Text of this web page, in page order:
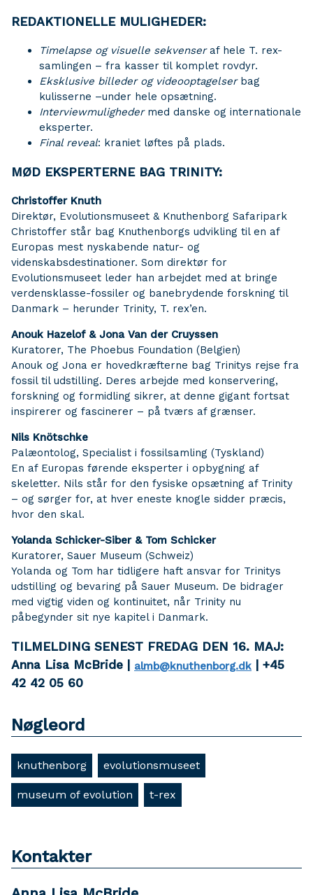
REDAKTIONELLE MULIGHEDER:
Timelapse og visuelle sekvenseraf hele T. rex-
samlingen – fra kasser til komplet rovdyr.
Eksklusive billeder og videooptagelserbag
kulisserne –under hele opsætning.
Interviewmulighedermed danske og internationale
eksperter.
Final reveal: kraniet løftes på plads.
MØD EKSPERTERNE BAG TRINITY:
Christoffer Knuth
Direktør, Evolutionsmuseet & Knuthenborg Safaripark
Christoffer står bag Knuthenborgs udvikling til en af
Europas mest nyskabende natur- og
videnskabsdestinationer. Som direktør for
Evolutionsmuseet leder han arbejdet med at bringe
verdensklasse-fossiler og banebrydende forskning til
Danmark – herunder Trinity, T. rex’en.
Anouk Hazelof & Jona Van der Cruyssen
Kuratorer, The Phoebus Foundation (Belgien)
Anouk og Jona er hovedkræfterne bag Trinitys rejse fra
fossil til udstilling. Deres arbejde med konservering,
forskning og formidling sikrer, at denne gigant fortsat
inspirerer og fascinerer – på tværs af grænser.
Nils Knötschke
Palæontolog, Specialist i fossilsamling (Tyskland)
En af Europas førende eksperter i opbygning af
skeletter. Nils står for den fysiske opsætning af Trinity
– og sørger for, at hver eneste knogle sidder præcis,
hvor den skal.
Yolanda Schicker-Siber & Tom Schicker
Kuratorer, Sauer Museum (Schweiz)
Yolanda og Tom har tidligere haft ansvar for Trinitys
udstilling og bevaring på Sauer Museum. De bidrager
med vigtig viden og kontinuitet, når Trinity nu
påbegynder sit nye kapitel i Danmark.
TILMELDING SENEST FREDAG DEN 16. MAJ:
Anna Lisa McBride | almb@knuthenborg.dk | +45
42 42 05 60
Nøgleord
knuthenborg evolutionsmuseet
museum of evolution t-rex
Kontakter